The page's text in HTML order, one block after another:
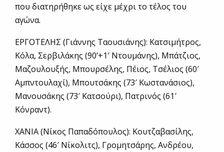
που διατηρήθηκε ως είχε μέχρι το τέλος του
αγώνα.
ΕΡΓΟΤΕΛΗΣ (Γιάννης Ταουσιάνης): Κατσιμήτρος,
Κόλα, Σερβιλάκης (90’+1′ Ντουμάνης), Μπάτζιος,
Μαζουλουξής, Μπουρσέλης, Πέιος, Τσέλιος (60′
Αμπντουλαχί), Μπουτσάκης (73′ Κωστανάσιος),
Μανουσάκης (73′ Κατσούρι), Πατρινός (61′
Κόνραντ).
ΧΑΝΙΑ (Νίκος Παπαδόπουλος): Κουτζαβασίλης,
Κάσσος (46′ Νίκολιτς), Γρομητσάρης, Ανδρέου,